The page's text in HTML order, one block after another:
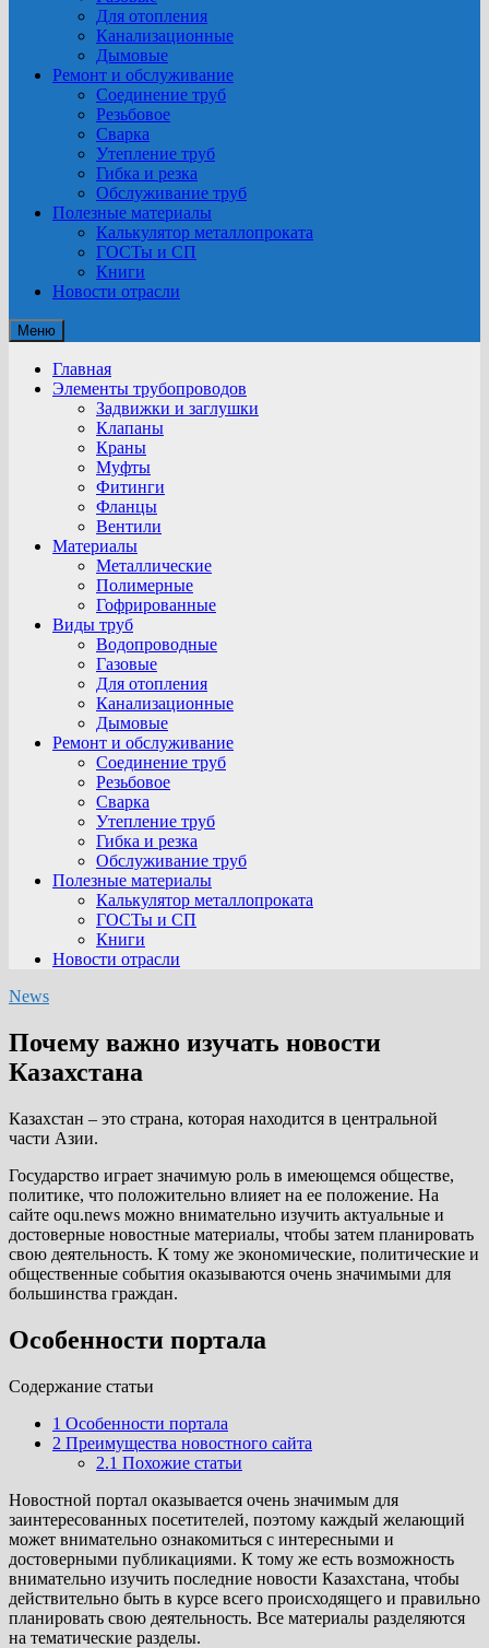
Для отопления
Канализационные
Дымовые
Ремонт и обслуживание
Соединение труб
Резьбовое
Сварка
Утепление труб
Гибка и резка
Обслуживание труб
Полезные материалы
Калькулятор металлопроката
ГОСТы и СП
Книги
Новости отрасли
Меню
Главная
Элементы трубопроводов
Задвижки и заглушки
Клапаны
Краны
Муфты
Фитинги
Фланцы
Вентили
Материалы
Металлические
Полимерные
Гофрированные
Виды труб
Водопроводные
Газовые
Для отопления
Канализационные
Дымовые
Ремонт и обслуживание
Соединение труб
Резьбовое
Сварка
Утепление труб
Гибка и резка
Обслуживание труб
Полезные материалы
Калькулятор металлопроката
ГОСТы и СП
Книги
Новости отрасли
News
Почему важно изучать новости
Казахстана
Казахстан – это страна, которая находится в центральной
части Азии.
Государство играет значимую роль в имеющемся обществе,
политике, что положительно влияет на ее положение. На
сайте oqu.news можно внимательно изучить актуальные и
достоверные новостные материалы, чтобы затем планировать
свою деятельность. К тому же экономические, политические и
общественные события оказываются очень значимыми для
большинства граждан.
Особенности портала
Cодержание статьи
1 Особенности портала
2 Преимущества новостного сайта
2.1 Похожие статьи
Новостной портал оказывается очень значимым для
заинтересованных посетителей, поэтому каждый желающий
может внимательно ознакомиться с интересными и
достоверными публикациями. К тому же есть возможность
внимательно изучить последние новости Казахстана, чтобы
действительно быть в курсе всего происходящего и правильно
планировать свою деятельность. Все материалы разделяются
на тематические разделы.